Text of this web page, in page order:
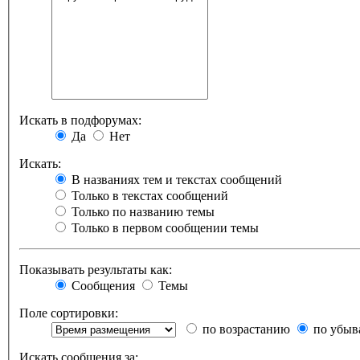
Искать в подфорумах:
Да
Нет
Искать:
В названиях тем и текстах сообщений
Только в текстах сообщений
Только по названию темы
Только в первом сообщении темы
Показывать результаты как:
Сообщения
Темы
Поле сортировки:
по возрастанию
по
Искать сообщения за: